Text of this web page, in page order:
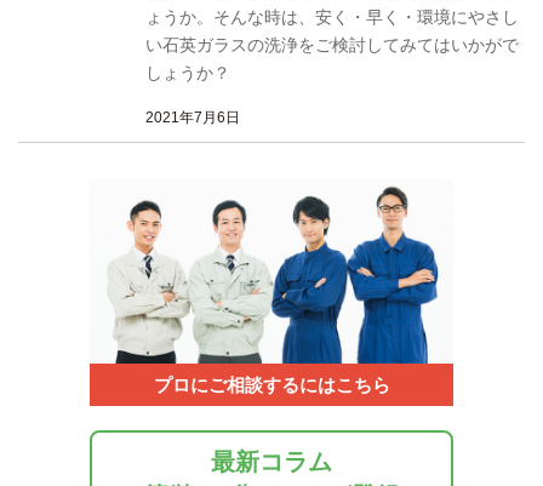
ょうか。そんな時は、安く・早く・環境にやさし
い石英ガラスの洗浄をご検討してみてはいかがで
しょうか？
2021年7月6日
プロにご相談するにはこちら
最新コラム